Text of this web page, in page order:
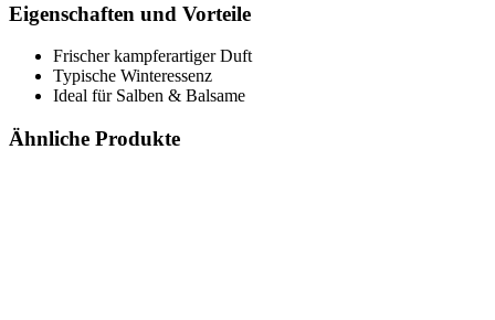
Eigenschaften und Vorteile
Frischer kampferartiger Duft
Typische Winteressenz
Ideal für Salben & Balsame
Ähnliche Produkte